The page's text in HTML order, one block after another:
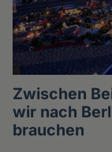
Zwischen
wir nach
brauchen